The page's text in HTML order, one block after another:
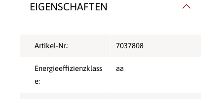
EIGENSCHAFTEN
Artikel-Nr.: 7037808
Energieeffizienzklass
e:
aa